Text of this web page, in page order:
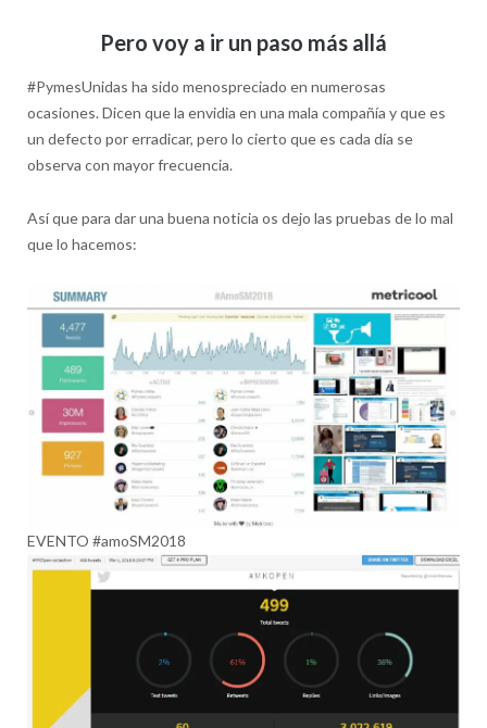
Pero voy a ir un paso más allá
#PymesUnidas ha sido menospreciado en numerosas
ocasiones. Dicen que la envidia en una mala compañía y que es
un defecto por erradicar, pero lo cierto que es cada día se
observa con mayor frecuencia.
Así que para dar una buena noticia os dejo las pruebas de lo mal
que lo hacemos:
EVENTO #amoSM2018